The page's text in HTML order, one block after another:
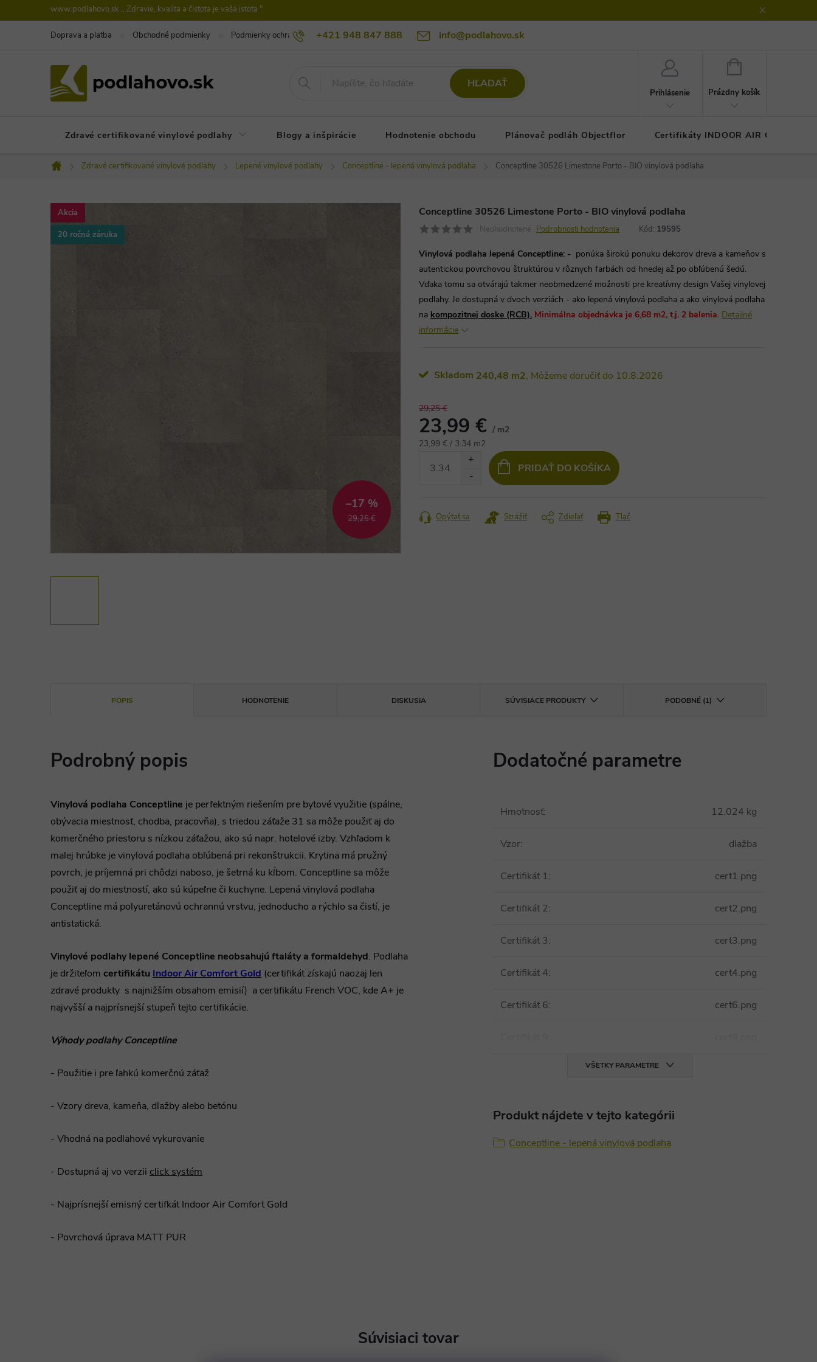
na
www.podlahovo.sk ,, Zdravie, kvalita a čistota je vaša istota "
+421 948 847 888 info@podlahovo.sk
Doprava a platba Obchodné podmienky Podmienky ochrany osobných údajov podlahovo.sk Reklamačné podmienky
HĽADAŤ
Prihlásenie
NÁKUPNÝ
Prázdny košík
Zdravé certifikované vinylové podlahy Blogy a inšpirácie Hodnotenie obchodu Plánovač podláh Objectflor Certifikáty INDOOR AIR COMFORT
Domov
Zdravé certifikované vinylové podlahy Lepené vinylové podlahy Conceptline - lepená vinylová podlaha Conceptline 30526 Limestone Porto - BIO vinylová podlaha
Akcia
20 ročná záruka
29,25 €
–17 %
Conceptline 30526 Limestone Porto - BIO vinylová podlaha
Neohodnotené Podrobnosti hodnotenia Kód: 19595
Vinylová podlaha lepená Conceptline: - ponúka širokú ponuku dekorov dreva a kameňov s
autentickou povrchovou štruktúrou v rôznych farbách od hnedej až po obľúbenú šedú.
Vďaka tomu sa otvárajú takmer neobmedzené možnosti pre kreatívny design Vašej vinylovej
podlahy. Je dostupná v dvoch verziách - ako lepená vinylová podlaha a ako vinylová podlaha
na kompozitnej doske (RCB). Minimálna objednávka je 6,68 m2, t.j. 2 balenia. Detailné
informácie
Skladom 240,48 m2 10.8.2026
29,25 €
23,99 € / m2
Jednotková
23,99 € / 3.34 m2
PRIDAŤ DO KOŠÍKA
Tlač
Opýtať sa Strážiť Zdieľať
POPIS HODNOTENIE DISKUSIA SÚVISIACE PRODUKTY PODOBNÉ (1)
Podrobný popis
Vinylová podlaha Conceptline je perfektným riešením pre bytové využitie (spálne,
obývacia miestnosť, chodba, pracovňa), s triedou záťaže 31 sa môže použiť aj do
komerčného priestoru s nízkou záťažou, ako sú napr. hotelové izby. Vzhľadom k
malej hrúbke je vinylová podlaha obľúbená pri rekonštrukcii. Krytina má pružný
povrch, je príjemná pri chôdzi naboso, je šetrná ku kĺbom. Conceptline sa môže
použiť aj do miestností, ako sú kúpeľne či kuchyne. Lepená vinylová podlaha
Conceptline má polyuretánovú ochrannú vrstvu, jednoducho a rýchlo sa čistí, je
antistatická.
Vinylové podlahy lepené Conceptline neobsahujú ftaláty a formaldehyd. Podlaha
je držiteľom certifikátu Indoor Air Comfort Gold (certifikát získajú naozaj len
zdravé produkty s najnižším obsahom emisií) a certifikátu French VOC, kde A+ je
najvyšší a najprísnejší stupeň tejto certifikácie.
Výhody podlahy Conceptline
- Použitie i pre ľahkú komerčnú záťaž
- Vzory dreva, kameňa, dlažby alebo betónu
- Vhodná na podlahové vykurovanie
- Dostupná aj vo verzii click systém
- Najprísnejší emisný certifkát Indoor Air Comfort Gold
- Povrchová úprava MATT PUR
Dodatočné parametre
Hmotnosť: 12.024 kg
Vzor: dlažba
Certifikát 1: cert1.png
Certifikát 2: cert2.png
Certifikát 3: cert3.png
Certifikát 4: cert4.png
Certifikát 6: cert6.png
VŠETKY PARAMETRE
Produkt nájdete v tejto kategórii
Conceptline - lepená vinylová podlaha
Súvisiaci tovar